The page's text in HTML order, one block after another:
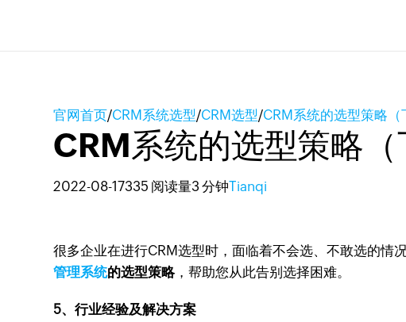
官网首页/CRM系统选型/CRM选型/CRM系统的选型策略（
CRM系统的选型策略（
2022-08-17335 阅读量3 分钟Tianqi
很多企业在进行CRM选型时，面临着不会选、不敢选的情
管理系统的选型策略，帮助您从此告别选择困难。
5、行业经验及解决方案